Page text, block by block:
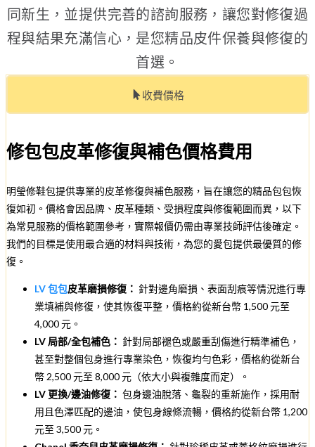
同新生，並提供完善的諮詢服務，讓您對修復過
程與結果充滿信心，是您精品皮件保養與修復的
首選。
收費價格
修包包皮革修復與補色價格費用
明瑩修鞋包提供專業的皮革修復與補色服務，旨在讓您的精品包包恢
復如初。價格會因品牌、皮革種類、受損程度與修復範圍而異，以下
為常見服務的價格範圍參考，實際報價仍需由專業技師評估後確定。
我們的目標是使用最合適的材料與技術，為您的愛包提供最優質的修
復。
LV 包包皮革磨損修復： 針對邊角磨損、表面刮痕等情況進行專
業填補與修復，使其恢復平整，價格約從新台幣 1,500 元至
4,000 元。
LV 局部/全包補色： 針對局部褪色或嚴重刮傷進行精準補色，
甚至對整個包身進行專業染色，恢復均勻色彩，價格約從新台
幣 2,500 元至 8,000 元（依大小與複雜度而定）。
LV 更換/邊油修復： 包身邊油脫落、龜裂的重新施作，採用耐
用且色澤匹配的邊油，使包身線條流暢，價格約從新台幣 1,200
元至 3,500 元。